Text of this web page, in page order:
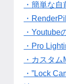
・簡単な
・
・Youtube
・Pro
・カスタ
・”Lock